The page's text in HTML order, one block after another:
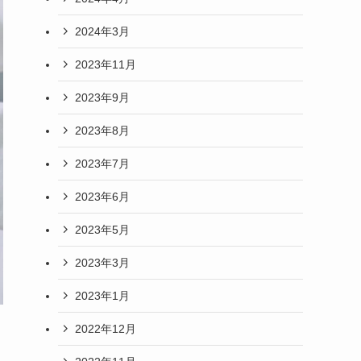
2024年3月
2023年11月
2023年9月
2023年8月
2023年7月
2023年6月
2023年5月
2023年3月
2023年1月
2022年12月